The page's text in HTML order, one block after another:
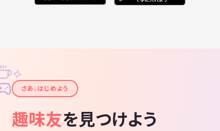
✦
✧
さあ、はじめよう
趣味友を見つけよう